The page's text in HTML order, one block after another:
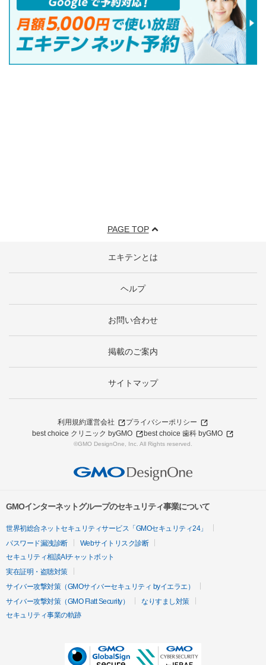
PAGE TOP
エキテンとは
ヘルプ
お問い合わせ
掲載のご案内
サイトマップ
利用規約運営会社
プライバシーポリシー
best choice クリニック byGMO
best choice 歯科 byGMO
©GMO DesignOne, Inc. All Rights reserved.
GMOインターネットグループのセキュリティ事業について
世界初総合ネットセキュリティサービス「GMOセキュリティ24」
パスワード漏洩診断
Webサイトリスク診断
セキュリティ相談AIチャットボット
実在証明・盗聴対策
サイバー攻撃対策（GMOサイバーセキュリティ byイエラエ）
サイバー攻撃対策（GMO Flatt Security）
なりすまし対策
セキュリティ事業の軌跡